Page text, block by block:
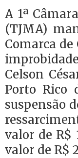
A 1ª
(TJMA)
Comarca
Celson
Porto Rico
suspensão
valor de R$
valor de R$